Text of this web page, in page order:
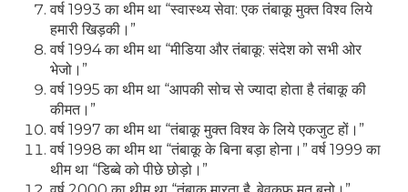
वर्ष 1993 का थीम था “स्वास्थ्य सेवा: एक तंबाकू मुक्त विश्व लिये
हमारी खिड़की।”
वर्ष 1994 का थीम था “मीडिया और तंबाकू: संदेश को सभी ओर
भेजो।”
वर्ष 1995 का थीम था “आपकी सोच से ज्यादा होता है तंबाकू की
कीमत।”
वर्ष 1997 का थीम था “तंबाकू मुक्त विश्व के लिये एकजुट हों।”
वर्ष 1998 का थीम था “तंबाकू के बिना बड़ा होना।” वर्ष 1999 का
थीम था “डिब्बे को पीछे छोड़ो।”